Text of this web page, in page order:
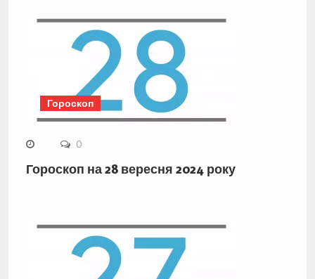
Гороскоп
0
Гороскоп на 28 вересня 2024 року